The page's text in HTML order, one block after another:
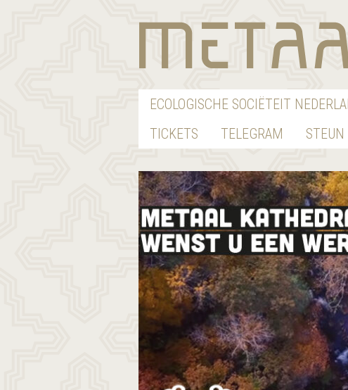
ECOLOGISCHE SOCIËTEIT
TICKETS
TELEGRAM STEUN